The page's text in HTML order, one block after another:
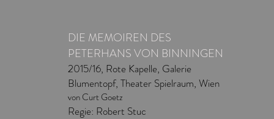
DIE MEMOIREN DES
PETERHANS VON BINNINGEN
2015/16, Rote Kapelle, Galerie
Blumentopf, Theater Spielraum, Wien
von Curt Goetz
Regie: Robert Stuc